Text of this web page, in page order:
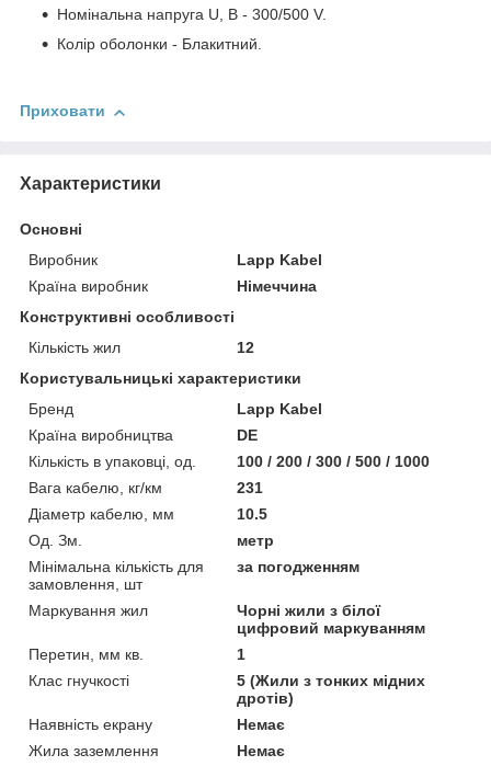
Номінальна напруга U, В - 300/500 V.
Колір оболонки - Блакитний.
Приховати
Характеристики
Основні
Виробник
Lapp Kabel
Країна виробник
Німеччина
Конструктивні особливості
Кількість жил
12
Користувальницькі характеристики
Бренд
Lapp Kabel
Країна виробництва
DE
Кількість в упаковці, од.
100 / 200 / 300 / 500 / 1000
Вага кабелю, кг/км
231
Діаметр кабелю, мм
10.5
Од. Зм.
метр
Мінімальна кількість для
замовлення, шт
за погодженням
Маркування жил
Чорні жили з білої
цифровий маркуванням
Перетин, мм кв.
1
Клас гнучкості
5 (Жили з тонких мідних
дротів)
Наявність екрану
Немає
Жила заземлення
Немає